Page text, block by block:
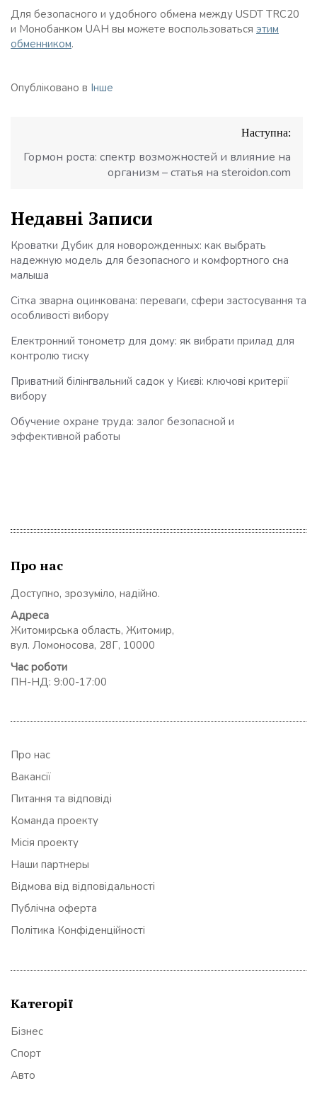
Для безопасного и удобного обмена между USDT TRC20
и Монобанком UAH вы можете воспользоваться этим
обменником.
Опубліковано в Інше
Наступна:
Гормон роста: спектр возможностей и влияние на
организм – статья на steroidon.com
Недавні Записи
Кроватки Дубик для новорожденных: как выбрать
надежную модель для безопасного и комфортного сна
малыша
Сітка зварна оцинкована: переваги, сфери застосування та
особливості вибору
Електронний тонометр для дому: як вибрати прилад для
контролю тиску
Приватний білінгвальний садок у Києві: ключові критерії
вибору
Обучение охране труда: залог безопасной и
эффективной работы
Про нас
Доступно, зрозуміло, надійно.
Адреса
Житомирська область, Житомир,
вул. Ломоносова, 28Г, 10000
Час роботи
ПН-НД: 9:00-17:00
Про нас
Вакансії
Питання та відповіді
Команда проекту
Місія проекту
Наши партнеры
Відмова від відповідальності
Публічна оферта
Політика Конфіденційності
Категорії
Бізнес
Спорт
Авто